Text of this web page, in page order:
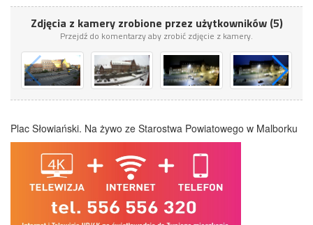
Zdjęcia z kamery zrobione przez użytkowników (5)
Przejdź do komentarzy aby zrobić zdjęcie z kamery.
Plac Słowiański. Na żywo ze Starostwa Powiatowego w Malborku